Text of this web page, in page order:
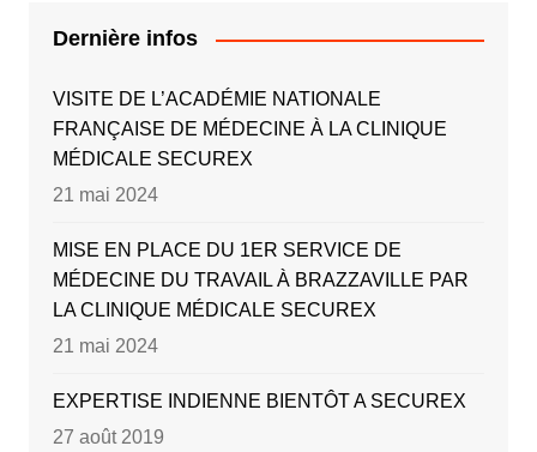
Dernière infos
VISITE DE L’ACADÉMIE NATIONALE
FRANÇAISE DE MÉDECINE À LA CLINIQUE
MÉDICALE SECUREX
21 mai 2024
MISE EN PLACE DU 1ER SERVICE DE
MÉDECINE DU TRAVAIL À BRAZZAVILLE PAR
LA CLINIQUE MÉDICALE SECUREX
21 mai 2024
EXPERTISE INDIENNE BIENTÔT A SECUREX
27 août 2019